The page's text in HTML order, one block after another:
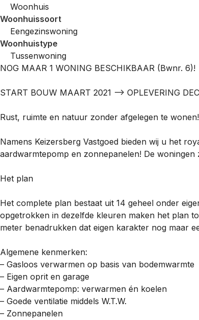
Woonhuis
Woonhuissoort
Eengezinswoning
Woonhuistype
Tussenwoning
NOG MAAR 1 WONING BESCHIKBAAR (Bwnr. 6)!
START BOUW MAART 2021 –> OPLEVERING
Rust, ruimte en natuur zonder afgelegen te wonen!
Namens Keizersberg Vastgoed bieden wij u het
aardwarmtepomp en zonnepanelen! De
Het plan
Het complete plan bestaat uit 14 geheel onder
opgetrokken in dezelfde kleuren maken het plan
meter benadrukken dat eigen karakter nog maar
Algemene kenmerken:
– Gasloos verwarmen op basis van bodemwarmte
– Eigen oprit en garage
– Aardwarmtepomp: verwarmen én koelen
– Goede ventilatie middels W.T.W.
– Zonnepanelen